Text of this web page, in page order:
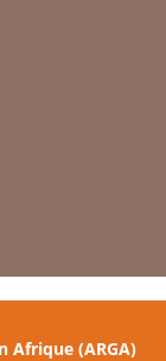
Afrique (ARGA)